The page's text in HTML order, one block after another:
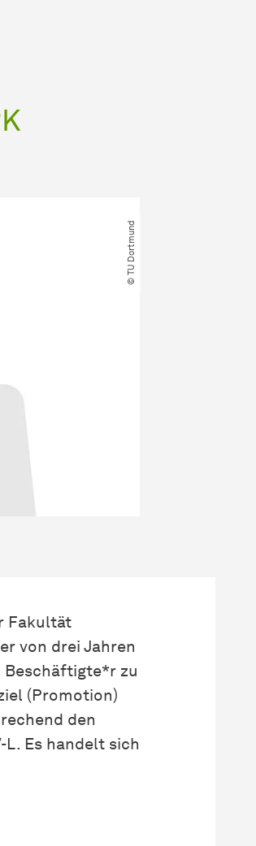
© TU Dortmund
Fakultät
von drei Jahren
Beschäftigte*r zu
(Promotion)
den
Es handelt sich